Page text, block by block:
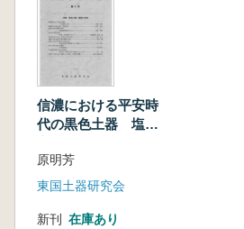
信濃における平安時
代の黒色土器 塩尻
土資料をもとにして
原明芳
東国土器研究会
新刊 在庫あり